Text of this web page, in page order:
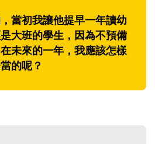
當初我讓他提早一年讀幼
大班的學生，因為不預備
未來的一年，我應該怎樣
的呢？